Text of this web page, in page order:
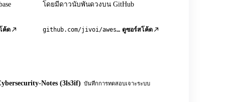
ค้ด
โดยมีดาวนับพันดวงบน GitHub
github.com/jivoi/awesome-osint ดูซอร์สโค้ด
Notes (3ls3if) บันทึกการทดสอบเจาะระบบ